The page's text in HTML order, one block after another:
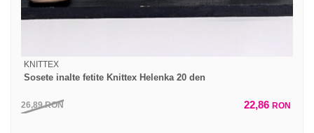
KNITTEX
Sosete inalte fetite Knittex Helenka 20 den
26,89RON 22,86 RON